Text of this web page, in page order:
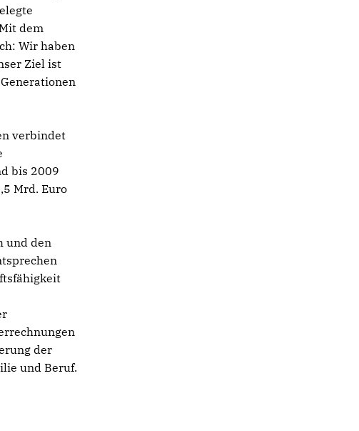
dem
Wir haben
Ziel ist
verbindet
bis 2009
Mrd. Euro
und den
der
und Beruf.